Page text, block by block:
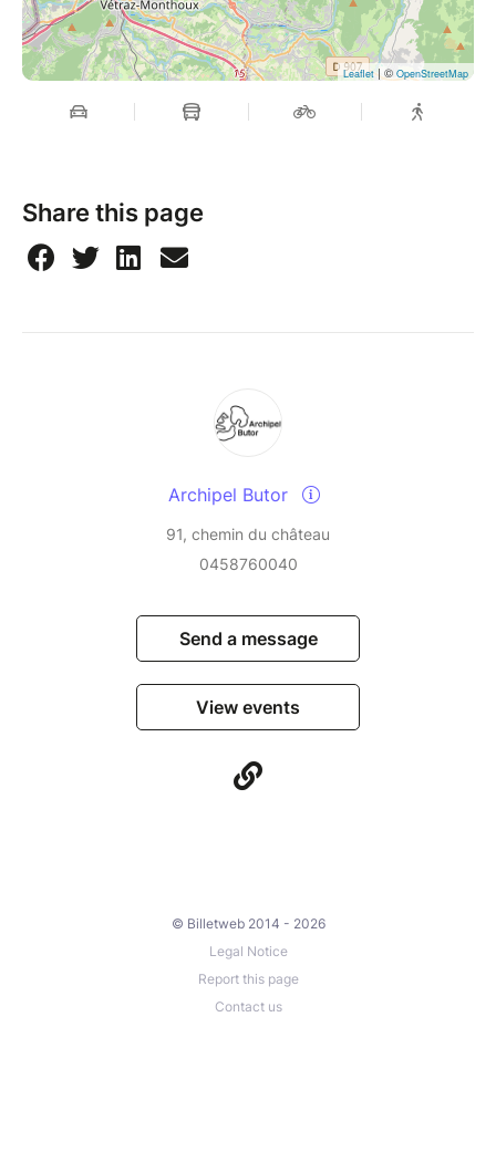
Leaflet| © OpenStreetMap
Share this page
Archipel Butor
91, chemin du château
0458760040
Send a message
View events
© Billetweb 2014 - 2026
Legal Notice
Report this page
Contact us